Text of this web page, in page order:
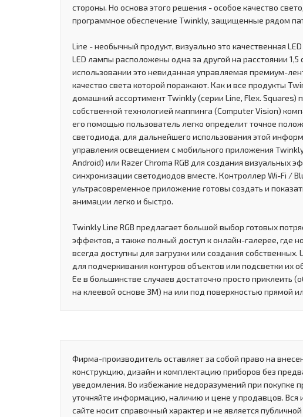
стороны. Но основа этого решения - особое качество
программное обеспечение Twinkly, защищенные рядом
Line - необычный продукт, визуально это качественная
LED лампы расположены одна за другой на расстоянии 1,5
использовании это невиданная управляемая премиум-
качество света которой поражают. Как и все продукты
домашний ассортимент Twinkly (серии Line, Flex. Squares)
собственной технологией маппинга (Computer Vision)
его помощью пользователь легко определит точное
светодиода, для дальнейшего использования этой
управления освещением с мобильного приложения Twinkly
Android) или Razer Chroma RGB для создания визуальных
синхронизации светодиодов вместе. Контроллер Wi-Fi /
ультрасовременное приложение готовы создать и
анимации легко и быстро.
Twinkly Line RGB предлагает большой выбор готовых
эффектов, а также полный доступ к онлайн-галерее, где
всегда доступны для загрузки или создания собственных.
для подчеркивания контуров объектов или подсветки их
Ее в большинстве случаев достаточно просто приклеить
на клеевой основе 3М) на или под поверхностью прямой
Фирма-производитель оставляет за собой право на
конструкцию, дизайн и комплектацию приборов без
уведомления. Во избежание недоразумений при покупке
уточняйте информацию, наличию и цене у продавцов. Вся
сайте носит справочный характер и не является